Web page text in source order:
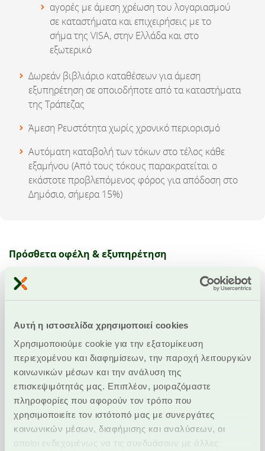
Αυτή η ιστοσελίδα χρησιμοποιεί cookies
Χρησιμοποιούμε cookie για την εξατομίκευση
περιεχομένου και διαφημίσεων, την παροχή λειτουργιών
κοινωνικών μέσων και την ανάλυση της
επισκεψιμότητάς μας. Επιπλέον, μοιραζόμαστε
πληροφορίες που αφορούν τον τρόπο που
χρησιμοποιείτε τον ιστότοπό μας με συνεργάτες
κοινωνικών μέσων, διαφήμισης και αναλύσεων, οι
οποίοι ενδεχομένως να τις συνδυάσουν με άλλες
αγορές με άμεση χρέωση του λογαριασμού
σε καταστήματα και επιχειρήσεις με το
σήμα της VISA, στην Ελλάδα και στο
εξωτερικό
Δωρεάν βιβλιάριο καταθέσεων για άμεση
εξυπηρέτηση σε οποιοδήποτε από τα καταστήματα
της Τράπεζας
Άμεση Ρευστότητα χωρίς χρονικό περιορισμό
Αυτόματη καταβολή των τόκων στο τέλος κάθε
εξαμήνου (Από τους τόκους παρακρατείται ο
εκάστοτε προβλεπόμενος φόρος για απόδοση στο
Δημόσιο, σήμερα 15%)
Πρόσθετα οφέλη & εξυπηρέτηση
Δυνατότητα εξόφλησης λογαριασμών ΔΕΚΟ (ΟΤΕ,
τηλεφωνίας, ασφαλιστικών κλπ.) με εντολή
πληρωμής ή πάγια εντολή
Δυνατότητα εκτέλεσης εμβασμάτων
Συναλλαγές μέσω eBanking, για άμεση
παρακολούθηση του λογαριασμού, μεταφορές
πιστώσεων και μία σειρά τραπεζικών συναλλαγών
24 ώρες / 7 ημέρες την εβδομάδα, με τη μέγιστη
παρεχόμενη ασφάλεια